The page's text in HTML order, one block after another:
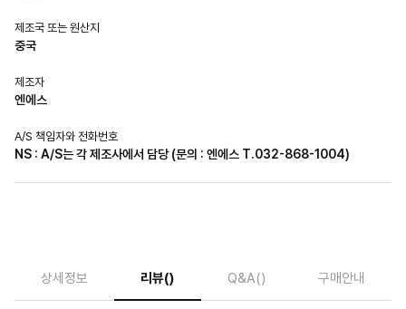
제조국 또는 원산지
중국
제조자
엔에스
A/S 책임자와 전화번호
NS : A/S는 각 제조사에서 담당 (문의 : 엔에스 T.032-868-1004)
상세정보 리뷰() Q&A() 구매안내